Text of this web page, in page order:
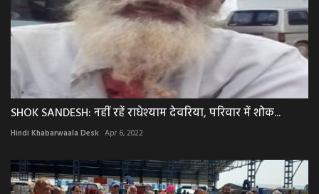
SHOK SANDESH: नहीं रहें राधेश्याम देवरिया, परिवार में शोक...
Hindi Khabarwaala Desk Apr 6, 2022